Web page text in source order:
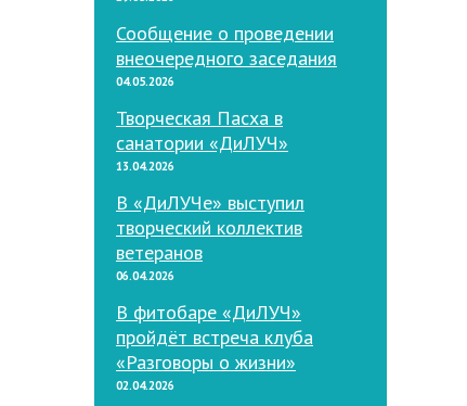
Сообщение о проведении
внеочередного заседания
04.05.2026
Творческая Пасха в
санатории «ДиЛУЧ»
13.04.2026
В «ДиЛУЧе» выступил
творческий коллектив
ветеранов
06.04.2026
В фитобаре «ДиЛУЧ»
пройдёт встреча клуба
«Разговоры о жизни»
02.04.2026